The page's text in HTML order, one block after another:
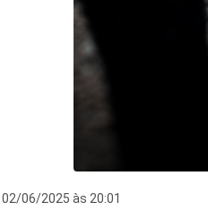
02/06/2025 às 20:01